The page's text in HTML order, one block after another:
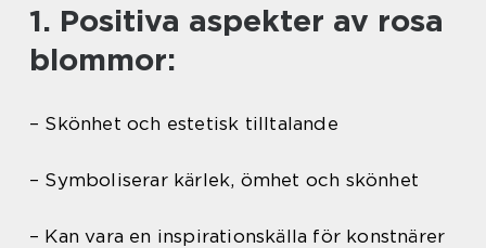
1. Positiva aspekter av rosa
blommor:
– Skönhet och estetisk tilltalande
– Symboliserar kärlek, ömhet och skönhet
– Kan vara en inspirationskälla för konstnärer